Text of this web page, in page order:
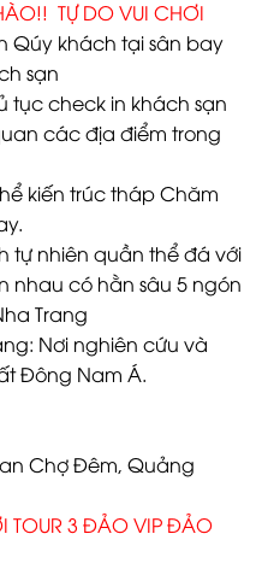
TỰ DO VUI CHƠI
Qúy khách tại sân bay
sạn
tục check in khách sạn
các địa điểm trong
kiến trúc tháp Chăm
tự nhiên quần thể đá với
nhau có hằn sâu 5 ngón
Trang
Nơi nghiên cứu và
Đông Nam Á.
Chợ Đêm, Quảng
TOUR 3 ĐẢO VIP ĐẢO